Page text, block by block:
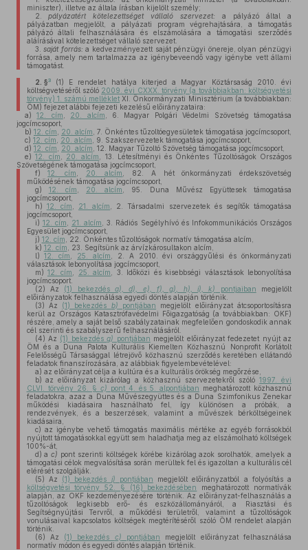
miniszter), illetve az általa írásban kijelölt személy;
2.
pályázatért kötelezettséget vállaló szervezet:a pályázó által a
pályázatban megjelölt, a pályázati program végrehajtására, a támogatás
pályázó általi felhasználására és elszámolására a támogatási szerződés
aláírásával kötelezettséget vállaló szervezet.
3. saját forrás:a kedvezményezett saját pénzügyi önereje, olyan pénzügyi
forrása, amely nem tartalmazza az igénybeveendő vagy igénybe vett állami
támogatást.
2. §3 (1) E rendelet hatálya kiterjed a Magyar Köztársaság 2010. évi
költségvetéséről szóló 2009. évi CXXX. törvény (a továbbiakban: költségvetési
törvény) 1. számú melléklet XI. Önkormányzati Minisztérium (a továbbiakban:
ÖM) fejezet alábbi fejezeti kezelésű előirányzataira:
a)
12. cím 20. alcím , 6. Magyar Polgári Védelmi Szövetség támogatása
jogcímcsoport,
b) 12. cím 20. alcím , 7. Önkéntes tűzoltóegyesületek támogatása jogcímcsoport,
c) 12. cím 20. alcím , 9. Szakszervezetek támogatása jogcímcsoport,
d) 12. cím 20. alcím , 12. Magyar Tűzoltó Szövetség támogatása jogcímcsoport,
e) 12. cím 20. alcím
, 13. Létesítményi és Önkéntes Tűzoltóságok Országos
Szövetségének támogatása jogcímcsoport,
f)
12. cím 20. alcím
, 82. A hét önkormányzati érdekszövetség
működésének támogatása jogcímcsoport,
g)
12. cím 20. alcím , 95. Duna Művész Együttesek támogatása
jogcímcsoport,
h) 12. cím 21. alcím , 2. Társadalmi szervezetek és segítők támogatása
jogcímcsoport,
i) 12. cím 21. alcím , 3. Rádiós Segélyhívó és Infokommunikációs Országos
Egyesület jogcímcsoport,
j) 12. cím , 22. Önkéntes tűzoltóságok normatív támogatása alcím,
k) 12. cím , 23. Segítsünk az árvízkárosultakon alcím,
l)
12. cím 25. alcím , 2. A 2010. évi országgyűlési és önkormányzati
választások lebonyolítása jogcímcsoport,
m) 12. cím 25. alcím
, 3. Időközi és kisebbségi választások lebonyolítása
jogcímcsoport.
(2) Az (1) bekezdés a), d), e), f), g), h), i), k) pontjaiban megjelölt
előirányzatok felhasználása egyedi döntés alapján történik.
(3) Az (1) bekezdés b) pontjában megjelölt előirányzat átcsoportosításra
kerül az Országos Katasztrófavédelmi Főigazgatóság (a továbbiakban: OKF)
részére, amely a saját belső szabályzatainak megfelelően gondoskodik annak
cél szerinti és szabályszerű felhasználásáról.
(4) Az (1) bekezdésg) pontjában megjelölt előirányzat fedezetet nyújt az
ÖM és a Duna Palota Kulturális Kiemelten Közhasznú Nonprofit Korlátolt
Felelősségű Társasággal létrejövő közhasznú szerződés keretében ellátandó
feladatok finanszírozására, az alábbiak figyelembevételével:
a) az előirányzat célja a kultúra és a kulturális örökség megőrzése,
b) az előirányzat kizárólag a közhasznú szervezetekről szóló1997. évi
CLVI. törvény 26. § c) pont 4. és 5. alpontjában meghatározott közhasznú
feladatokra, azaz a Duna Művészegyüttes és a Duna Szimfonikus Zenekar
működési kiadásaira használható fel, így különösen a próbák, a
rendezvények, és a beszerzések, valamint a művészek bérköltségeinek
kiadásaira,
c) az igénybe vehető támogatás maximális mértéke az egyéb forrásokból
nyújtott támogatásokkal együtt sem haladhatja meg az elszámolható költségek
100%-át,
d) ac) pont szerinti költségek körébe kizárólag azok sorolhatók, amelyek a
támogatási célok megvalósítása során merültek fel és igazoltan a kulturális cél
elérését szolgálják.
(5) Az (1) bekezdés j) pontjában megjelölt előirányzatból a folyósítás a
költségvetési törvény 52. § (16) bekezdésében
meghatározott normatívák
alapján, az OKF kezdeményezésére történik. Az előirányzat-felhasználás a
tűzoltóságok legkisebb erő- és eszközállományáról, a Riasztási és
Segítségnyújtási Tervről, a működési területről, valamint a tűzoltóságok
vonulásaival kapcsolatos költségek megtérítéséről szóló ÖM rendelet alapján
történik.
(6) Az (1) bekezdés c) pontjában megjelölt előirányzat felhasználása
normatív módon és egyedi döntés alapján történik.